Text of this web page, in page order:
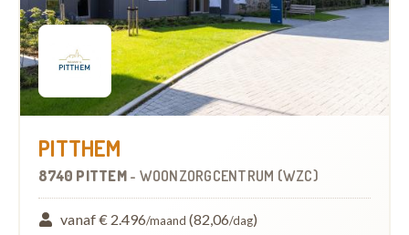
PITTHEM
8740 PITTEM - WOONZORGCENTRUM (WZC)
vanaf € 2.496/maand (82,06/dag)